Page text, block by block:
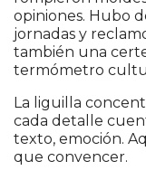
opiniones. Hubo
jornadas y
también una
termómetro
La liguilla
cada detalle
texto, emoción.
que convencer.